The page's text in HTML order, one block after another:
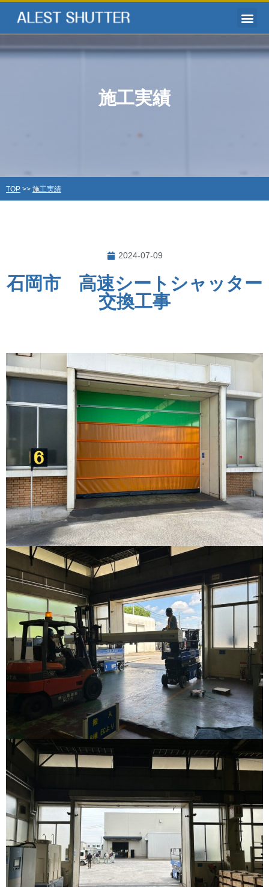
施工実績
TOP >> 施工実績
2024-07-09
石岡市 高速シートシャッター
交換工事